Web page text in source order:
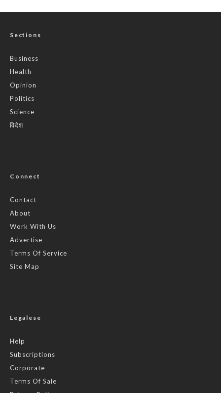
Sections
Business
Health
Opinion
Politics
Science
विदेश
Connect
Contact
About
Work With Us
Advertise
Terms Of Service
Site Map
Legalese
Help
Subscriptions
Corporate
Terms Of Sale